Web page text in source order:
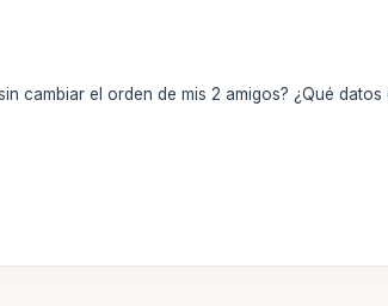
cambiar el orden de mis 2 amigos? ¿Qué